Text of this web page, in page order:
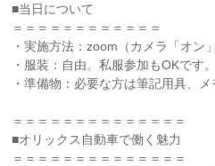
■当日について
＝＝＝＝＝＝＝＝＝＝＝＝
・実施方法：zoom（カメラ「オン
・服装：自由。私服参加もOKです。
・準備物：必要な方は筆記用具、
＝＝＝＝＝＝＝＝＝＝＝＝＝＝
■オリックス自動車で働く魅力
＝＝＝＝＝＝＝＝＝＝＝＝＝＝